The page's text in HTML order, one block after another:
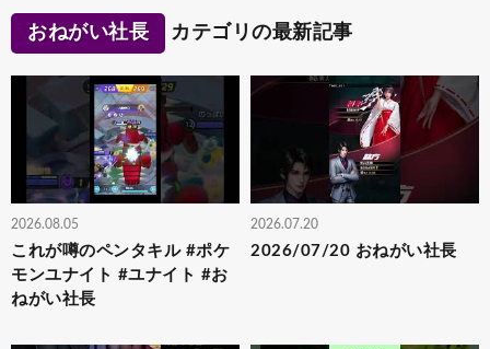
おねがい社長 カテゴリの最新記事
2026.08.05
これが噂のペンタキル #ポケ
モンユナイト #ユナイト #お
ねがい社長
2026.07.20
2026/07/20 おねがい社長